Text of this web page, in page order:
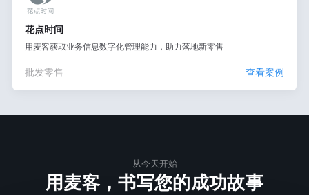
花点时间
用麦客获取业务信息数字化管理能力，助力落地新零售
批发零售 查看案例
从今天开始
用麦客，书写您的成功故事